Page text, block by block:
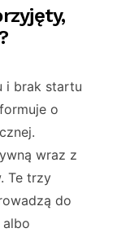
i brak startu
o
wraz z
Te trzy
do
albo